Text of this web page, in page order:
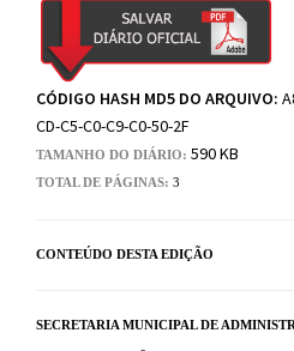
CÓDIGO HASH MD5 DO ARQUIVO:
CD-C5-C0-C9-C0-50-2F
TAMANHO DO DIÁRIO: 590 KB
TOTAL DE PÁGINAS: 3
CONTEÚDO DESTA EDIÇÃO
SECRETARIA MUNICIPAL DE